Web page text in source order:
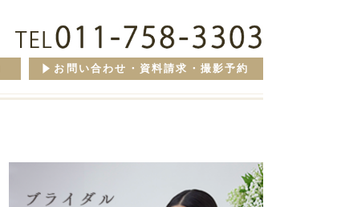
お問い合わせ・資料請求・撮影予約